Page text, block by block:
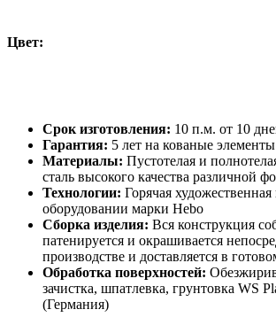
Цвет:
Срок изготовления: 10 п.м. от 10
Гарантия: 5 лет на кованые
Материалы: Пустотелая и
сталь высокого качества различной
Технологии: Горячая
оборудовании марки Hebo
Сборка изделия: Вся конструкция
патенируется и окрашивается
производстве и доставляется в
Обработка поверхностей:
зачистка, шпатлевка, грунтовка WS
(Германия)